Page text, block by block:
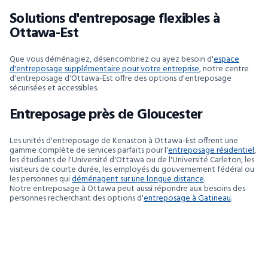
Solutions d'entreposage flexibles à
Ottawa-Est
Que vous déménagiez, désencombriez ou ayez besoin d'espace
d'entreposage supplémentaire pour votre entreprise, notre centre
d'entreposage d'Ottawa-Est offre des options d'entreposage
sécurisées et accessibles.
Entreposage près de Gloucester
Les unités d'entreposage de Kenaston à Ottawa-Est offrent une
gamme complète de services parfaits pour l'entreposage résidentiel,
les étudiants de l'Université d'Ottawa ou de l'Université Carleton, les
visiteurs de courte durée, les employés du gouvernement fédéral ou
les personnes quidéménagent sur une longue distance.
Notre entreposage à Ottawa peut aussi répondre aux besoins des
personnes recherchant des options d'entreposage à Gatineau.